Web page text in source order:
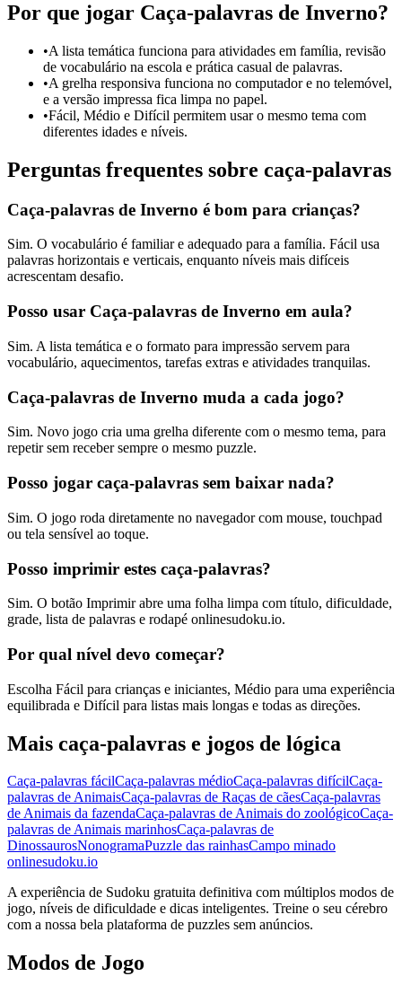
Por que jogar Caça-palavras de Inverno?
•A lista temática funciona para atividades em família, revisão
de vocabulário na escola e prática casual de palavras.
•A grelha responsiva funciona no computador e no telemóvel,
e a versão impressa fica limpa no papel.
•Fácil, Médio e Difícil permitem usar o mesmo tema com
diferentes idades e níveis.
Perguntas frequentes sobre caça-palavras
Caça-palavras de Inverno é bom para crianças?
Sim. O vocabulário é familiar e adequado para a família. Fácil usa
palavras horizontais e verticais, enquanto níveis mais difíceis
acrescentam desafio.
Posso usar Caça-palavras de Inverno em aula?
Sim. A lista temática e o formato para impressão servem para
vocabulário, aquecimentos, tarefas extras e atividades tranquilas.
Caça-palavras de Inverno muda a cada jogo?
Sim. Novo jogo cria uma grelha diferente com o mesmo tema, para
repetir sem receber sempre o mesmo puzzle.
Posso jogar caça-palavras sem baixar nada?
Sim. O jogo roda diretamente no navegador com mouse, touchpad
ou tela sensível ao toque.
Posso imprimir estes caça-palavras?
Sim. O botão Imprimir abre uma folha limpa com título, dificuldade,
grade, lista de palavras e rodapé onlinesudoku.io.
Por qual nível devo começar?
Escolha Fácil para crianças e iniciantes, Médio para uma experiência
equilibrada e Difícil para listas mais longas e todas as direções.
Mais caça-palavras e jogos de lógica
Caça-palavras fácilCaça-palavras médioCaça-palavras difícilCaça-
palavras de AnimaisCaça-palavras de Raças de cãesCaça-palavras
de Animais da fazendaCaça-palavras de Animais do zoológicoCaça-
palavras de Animais marinhosCaça-palavras de
DinossaurosNonogramaPuzzle das rainhasCampo minado
onlinesudoku.io
A experiência de Sudoku gratuita definitiva com múltiplos modos de
jogo, níveis de dificuldade e dicas inteligentes. Treine o seu cérebro
com a nossa bela plataforma de puzzles sem anúncios.
Modos de Jogo